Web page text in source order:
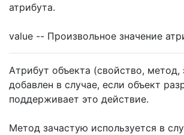
атрибута.
value -- Произвольное значение
Атрибут объекта (свойство, метод,
добавлен в случае, если объект
поддерживает это действие.
Метод зачастую используется в